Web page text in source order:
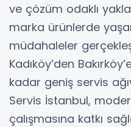
ve çözüm odaklı
marka ürünlerde
müdahaleler
Kadıköy’den
kadar geniş servis
Servis İstanbul,
çalışmasına katkı